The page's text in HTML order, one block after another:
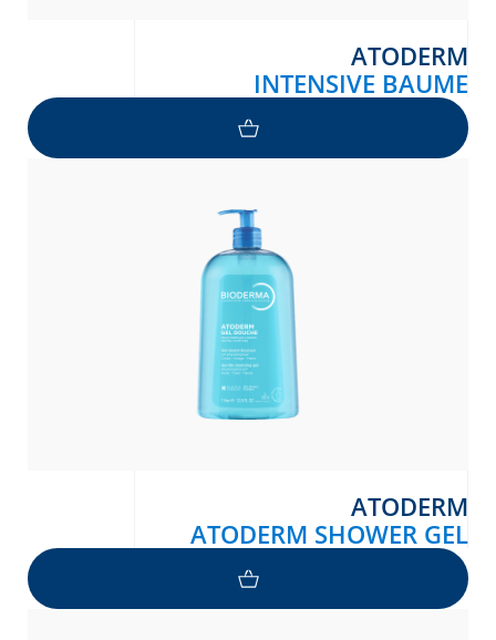
ATODERM
INTENSIVE BAUME
ATODERM
ATODERM SHOWER GEL